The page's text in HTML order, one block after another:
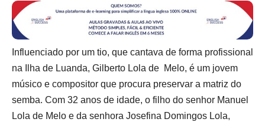
Influenciado por um tio, que cantava de forma profissional
na Ilha de Luanda, Gilberto Lola de Melo, é um jovem
músico e compositor que procura preservar a matriz do
semba. Com 32 anos de idade, o filho do senhor Manuel
Lola de Melo e da senhora Josefina Domingos Lola,